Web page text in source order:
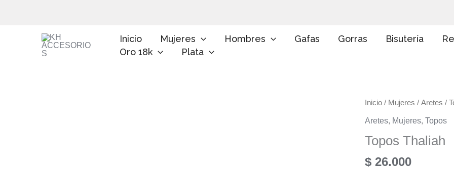
Inicio Mujeres Hombres Gafas Gorras Bisutería
Oro 18k
Plata
Inicio / Mujeres / Aretes /
Aretes, Mujeres, Topos
Topos Thaliah
$ 26.000
Topos
g
e